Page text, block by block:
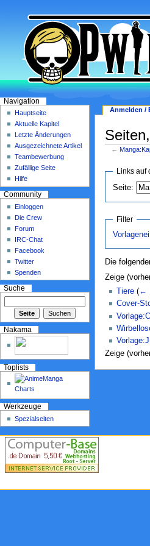
←
Links auf
Seite:
Filter
Die
Zeige
Tiere (←
Cover-
Zeige
Anmelden /
Navigation
Hauptseite
Aktuelle Kapitel
Letzte Änderungen
Ausgezeichnete Artikel
Teambewerbung
Zufällige Seite
Hilfe
Community
Einloggen
Die Crew
Forum
IRC-Chat
Facebook
Twitter
Spenden
Suche
Nakama
Toplists
Werkzeuge
Spezialseiten